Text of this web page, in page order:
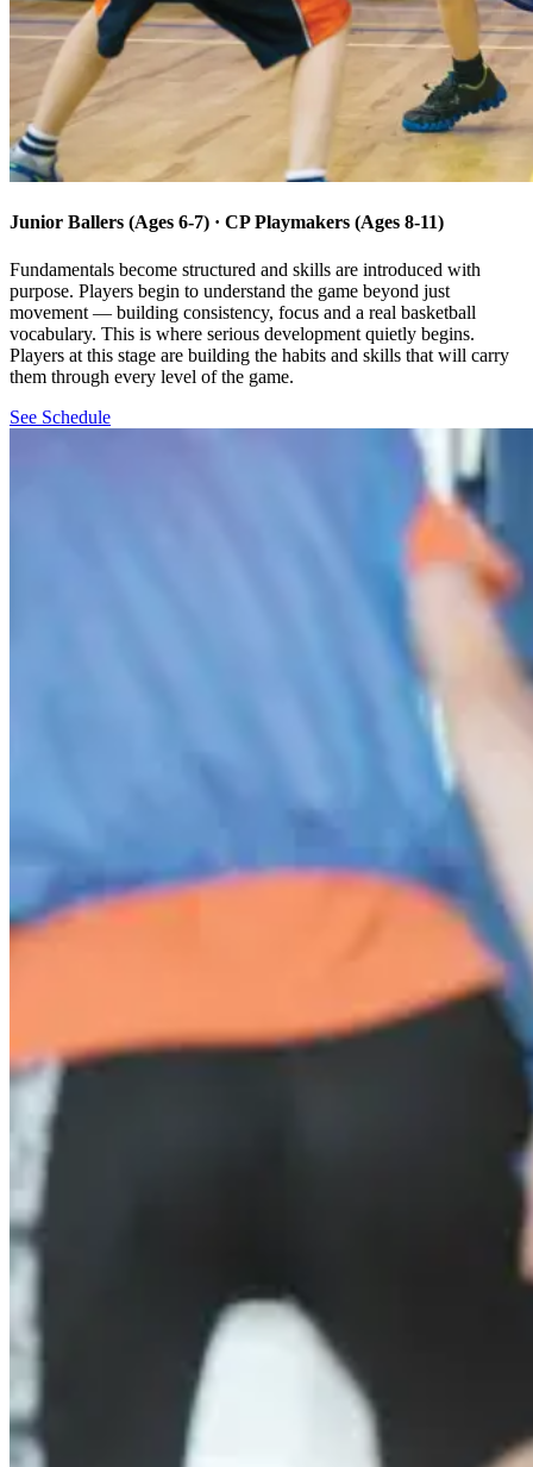
Junior Ballers (Ages 6-7) · CP Playmakers (Ages 8-11)​​​​‌ ‍ ​‍​‍‌‍ ‌ ​‍‌‍‍‌‌‍‌ ‌‍‍‌‌‍ ‍​‍​‍​ ‍‍​‍​‍‌ ​ ‌‍​‌‌‍ ‍‌‍‍‌‌ ‌​‌ ‍‌​‍ ‍‌‍‍‌‌‍ ​‍​‍​‍ ​​‍​‍‌‍‍​‌ ​‍‌‍‌‌‌‍‌‍​‍​‍​ ‍‍​‍​‍‌‍‍​‌ ‌​‌ ‌​‌ ​​‌ ​ ​ ‍‍​‍ ​‍ ‌‍​ ‌‍‍​‌‍‌‌‌‍ ​‌ ​ ‌‍‌‌‌‍​‌‌ ​​‌‍‍‌‌‍‌‌‌ ​‍‌ ​ ​‍ ‍‌ ​ ‌‍​‌‌‍ ‍‌‍‍‌‌ ‌​‌ ‍‌​‍ ‍‌ ​ ‌ ‌​‌ ‌‌‌‍‌​‌‍‍‌‌‍ ​‍ ‌‍‍‌‌‍ ‍‌ ‌​‌‍‌‌‌‍ ‍‌ ‌​​‍ ‌‍‌‌‌‍‌​‌‍‍‌‌ ‌​​‍ ‌‍ ‌‌‍ ‌‍‌​‌‍‌‌​ ‌‌ ​​‌ ​‍‌‍‌‌‌ ​ ‌‍‌‌‌‍ ‍‌ ‌​‌‍​‌‌ ‌​‌‍‍‌‌‍ ‌‍ ‍​ ‍ ‌‍‍‌‌‍‌​​ ‌​ ‌ ​ ‌‍​ ‍​‌‍​‍​ ‍‌​ ​​‌‍​‍​ ‌​​‍ ‌​ ​‍​ ​‍​ ‍‌​ ‍‌​‍ ‌​ ‌​‌‍​‍​ ​‌​ ​‍​‍ ‌​ ‍‌​ ‌‍‌‍​‌​ ​‌​‍ ‌​ ​​​ ‍‌‌‍​ ​ ‌ ​ ‍​‌‍‌​‌‍​‌‌‍‌‍​ ‍​​ ​​‌‍‌‌‌‍​‍​ ‍ ‌ ‌​‌ ‍‌‌ ​​‌‍‌‌​ ‌‌ ‌‍‌‍‌‌‌‍ ‍‌ ‌‌‌‍‌‌‌‌​ ‌‍ ​‌ ‌‌‌‍‌ ‌‌​​‌‍​‌‌‍‌ ‌‍‌‌​ ‍ ‌ ​​‌‍​‌‌ ‌​‌‍‍​​ ‌‌ ​​‌‍​‌‌‍‌ ‌‍‌‌‌​​‍‌ ‌‌‌‍‍‌‌‍ ​‌‍‌​‌‍‌‌‌ ​‍​‍‌‌​ ‌‌‌​​‍‌‌ ‌‍‍ ‌‍‌‌‌ ‍‌​‍‌‌​ ​ ‌​‌​​‍‌‌​ ​ ‌​‌​​‍‌‌​ ​‍​ ​‍​ ​‍‌‍​ ‌‍‌‍‌‍‌‍‌‍​ ‌‍​‍‌‍​‍​ ‌​​ ‍‌‌‍​‍‌‍‌‍​ ​‌​‍‌‌​ ​‍​ ​‍​‍‌‌​ ‌‌‌​‌​​‍ ‍‌ ‌​‌‍​‌‌‍​‍‌ ​ ​‍‌‌​ ‌‌‌​​‍‌‌ ‌‍‍ ‌‍‌‌‌ ‍‌​‍‌‌​ ​ ‌​‌​​‍‌‌​ ​ ‌​‌​​‍‌‌​ ​‍​ ​‍​ ‍‌​ ‍‌​ ‌​​ ​‌‌‍​ ​ ​ ​ ‍​​ ‌‍‌‍‌‍​ ‌‌‌‍‌​‌‍‌‌​‍‌‌​ ​‍​ ​‍​‍‌‌​ ‌‌‌​‌​​‍ ‍‌‍​ ‌‍ ‌‍ ‍‌ ‌​‌‍‌‌‌‍ ‍‌ ‌​​‍‌‌​ ‌‌‌​​‍‌‌ ‌‍‍ ‌‍‌‌‌ ‍‌​‍‌‌​ ​ ‌​‌​​‍‌‌​ ​ ‌​‌​​‍‌‌​ ​‍​ ​‍‌‍​‍‌‍‌‍​ ​ ‌‍‌‌​ ‍​​ ​‍‌‍​ ​ ​​​ ​‌​ ​‍​ ​‌‌‍​ ​ ‍‌​ ‌​​ ‌ ​ ​​​ ​‌​ ​‍‌‍‌‍‌‍‌‌​ ‍​​ ‍​​ ‌​‌‍​‌‌‍​‌​ ‍‌​ ​ ​ ​‌‌‍‌​​ ‌​​ ​‌​ ‌‌​‍‌‌​ ​‍​ ​‍​‍‌‌​ ‌‌‌​‌​​‍ ‍‌ ‌​‌‍‍‌‌ ‌​‌‍ ​‌‍‌‌​ ‌‍​‍‌‍​‌‌ ​ ‌‍‌‌‌‌‌‌‌ ​‍‌‍ ​​ ‌‌‍‍​‌ ‌​‌ ‌​‌ ​​‌ ​ ​‍‌‌​ ​ ‌​​‌​‍‌‌​ ​‍‌​‌‍​‍‌‌​ ​‍‌​‌‍‌‍​ ‌‍‍​‌‍‌‌‌‍ ​‌ ​ ‌‍‌‌‌‍​‌‌ ​​‌‍‍‌‌‍‌‌‌ ​‍‌ ​ ​‍ ‍‌ ​ ‌‍​‌‌‍ ‍‌‍‍‌‌ ‌​‌ ‍‌​‍ ‍‌ ​ ‌ ‌​‌ ‌‌‌‍‌​‌‍‍‌‌‍ ​‍‌‍‌‍‍‌‌‍‌​​ ‌​ ‌ ​ ‌‍​ ‍​‌‍​‍​ ‍‌​ ​​‌‍​‍​ ‌​​‍ ‌​ ​‍​ ​‍​ ‍‌​ ‍‌​‍ ‌​ ‌​‌‍​‍​ ​‌​ ​‍​‍ ‌​ ‍‌​ ‌‍‌‍​‌​ ​‌​‍ ‌​ ​​​ ‍‌‌‍​ ​ ‌ ​ ‍​‌‍‌​‌‍​‌‌‍‌‍​ ‍​​ ​​‌‍‌‌‌‍​‍​‍‌‍‌ ‌​‌ ‍‌‌ ​​‌‍‌‌​ ‌‌ ‌‍‌‍‌‌‌‍ ‍‌ ‌‌‌‍‌‌‌‌​ ‌‍ ​‌ ‌‌‌‍‌ ‌‌​​‌‍​‌‌‍‌ ‌‍‌‌​‍‌‍‌ ​​‌‍​‌‌ ‌​‌‍‍​​ ‌‌ ​​‌‍​‌‌‍‌ ‌‍‌‌‌​​‍‌ ‌‌‌‍‍‌‌‍ ​‌‍‌​‌‍‌‌‌ ​‍​‍‌‌​ ‌‌‌​​‍‌‌ ‌‍‍ ‌‍‌‌‌ ‍‌​‍‌‌​ ​ ‌​‌​​‍‌‌​ ​ ‌​‌​​‍‌‌​ ​‍​ ​‍​ ​‍‌‍​ ‌‍‌‍‌‍‌‍‌‍​ ‌‍​‍‌‍​‍​ ‌​​ ‍‌‌‍​‍‌‍‌‍​ ​‌​‍‌‌​ ​‍​ ​‍​‍‌‌​ ‌‌‌​‌​​‍ ‍‌ ‌​‌‍​‌‌‍​‍‌ ​ ​‍‌‌​ ‌‌‌​​‍‌‌ ‌‍‍ ‌‍‌‌‌ ‍‌​‍‌‌​ ​ ‌​‌​​‍‌‌​ ​ ‌​‌​​‍‌‌​ ​‍​ ​‍​ ‍‌​ ‍‌​ ‌​​ ​‌‌‍​ ​ ​ ​ ‍​​ ‌‍‌‍‌‍​ ‌‌‌‍‌​‌‍‌‌​‍‌‌​ ​‍​ ​‍​‍‌‌​ ‌‌‌​‌​​‍ ‍‌‍​ ‌‍ ‌‍ ‍‌ ‌​‌‍‌‌‌‍ ‍‌ ‌​​‍‌‌​ ‌‌‌​​‍‌‌ ‌‍‍ ‌‍‌‌‌ ‍‌​‍‌‌​ ​ ‌​‌​​‍‌‌​ ​ ‌​‌​​‍‌‌​ ​‍​ ​‍‌‍​‍‌‍‌‍​ ​ ‌‍‌‌​ ‍​​ ​‍‌‍​ ​ ​​​ ​‌​ ​‍​ ​‌‌‍​ ​ ‍‌​ ‌​​ ‌ ​ ​​​ ​‌​ ​‍‌‍‌‍‌‍‌‌​ ‍​​ ‍​​ ‌​‌‍​‌‌‍​‌​ ‍‌​ ​ ​ ​‌‌‍‌​​ ‌​​ ​‌​ ‌‌​‍‌‌​ ​‍​ ​‍​‍‌‌​ ‌‌‌​‌​​‍ ‍‌ ‌​‌‍‍‌‌ ‌​‌‍ ​‌‍‌‌​‍‌‍‌ ​​‌‍‌‌‌ ​‍‌ ​ ‌ ​​‌‍‌‌‌‍​ ‌ ‌​‌‍‍‌‌ ‌‍‌‍‌‌​ ‌‌ ​​‌ ‌‌‌‍​‍‌‍ ​‌‍‍‌‌ ​ ‌‍‍​‌‍‌‌‌‍‌​​‍​‍‌ ‌
Fundamentals become structured and skills are introduced with
purpose. Players begin to understand the game beyond just
movement — building consistency, focus and a real basketball
vocabulary. This is where serious development quietly begins.
Players at this stage are building the habits and skills that will carry
them through every level of the game.​​​​‌ ‍ ​‍​‍‌‍ ‌ ​‍‌‍‍‌‌‍‌ ‌‍‍‌‌‍ ‍​‍​‍​ ‍‍​‍​‍‌ ​ ‌‍​‌‌‍ ‍‌‍‍‌‌ ‌​‌ ‍‌​‍ ‍‌‍‍‌‌‍ ​‍​‍​‍ ​​‍​‍‌‍‍​‌ ​‍‌‍‌‌‌‍‌‍​‍​‍​ ‍‍​‍​‍‌‍‍​‌ ‌​‌ ‌​‌ ​​‌ ​ ​ ‍‍​‍ ​‍ ‌‍​ ‌‍‍​‌‍‌‌‌‍ ​‌ ​ ‌‍‌‌‌‍​‌‌ ​​‌‍‍‌‌‍‌‌‌ ​‍‌ ​ ​‍ ‍‌ ​ ‌‍​‌‌‍ ‍‌‍‍‌‌ ‌​‌ ‍‌​‍ ‍‌ ​ ‌ ‌​‌ ‌‌‌‍‌​‌‍‍‌‌‍ ​‍ ‌‍‍‌‌‍ ‍‌ ‌​‌‍‌‌‌‍ ‍‌ ‌​​‍ ‌‍‌‌‌‍‌​‌‍‍‌‌ ‌​​‍ ‌‍ ‌‌‍ ‌‍‌​‌‍‌‌​ ‌‌ ​​‌ ​‍‌‍‌‌‌ ​ ‌‍‌‌‌‍ ‍‌ ‌​‌‍​‌‌ ‌​‌‍‍‌‌‍ ‌‍ ‍​ ‍ ‌‍‍‌‌‍‌​​ ‌​ ‌ ​ ‌‍​ ‍​‌‍​‍​ ‍‌​ ​​‌‍​‍​ ‌​​‍ ‌​ ​‍​ ​‍​ ‍‌​ ‍‌​‍ ‌​ ‌​‌‍​‍​ ​‌​ ​‍​‍ ‌​ ‍‌​ ‌‍‌‍​‌​ ​‌​‍ ‌​ ​​​ ‍‌‌‍​ ​ ‌ ​ ‍​‌‍‌​‌‍​‌‌‍‌‍​ ‍​​ ​​‌‍‌‌‌‍​‍​ ‍ ‌ ‌​‌ ‍‌‌ ​​‌‍‌‌​ ‌‌ ‌‍‌‍‌‌‌‍ ‍‌ ‌‌‌‍‌‌‌‌​ ‌‍ ​‌ ‌‌‌‍‌ ‌‌​​‌‍​‌‌‍‌ ‌‍‌‌​ ‍ ‌ ​​‌‍​‌‌ ‌​‌‍‍​​ ‌‌ ​​‌‍​‌‌‍‌ ‌‍‌‌‌​​‍‌ ‌‌‌‍‍‌‌‍ ​‌‍‌​‌‍‌‌‌ ​‍​‍‌‌​ ‌‌‌​​‍‌‌ ‌‍‍ ‌‍‌‌‌ ‍‌​‍‌‌​ ​ ‌​‌​​‍‌‌​ ​ ‌​‌​​‍‌‌​ ​‍​ ​‍​ ​‍‌‍​ ‌‍‌‍‌‍‌‍‌‍​ ‌‍​‍‌‍​‍​ ‌​​ ‍‌‌‍​‍‌‍‌‍​ ​‌​‍‌‌​ ​‍​ ​‍​‍‌‌​ ‌‌‌​‌​​‍ ‍‌ ‌​‌‍​‌‌‍​‍‌ ​ ​‍‌‌​ ‌‌‌​​‍‌‌ ‌‍‍ ‌‍‌‌‌ ‍‌​‍‌‌​ ​ ‌​‌​​‍‌‌​ ​ ‌​‌​​‍‌‌​ ​‍​ ​‍​ ‍‌​ ‍‌​ ‌​​ ​‌‌‍​ ​ ​ ​ ‍​​ ‌‍‌‍‌‍​ ‌‌‌‍‌​‌‍‌‌​‍‌‌​ ​‍​ ​‍​‍‌‌​ ‌‌‌​‌​​‍ ‍‌‍​ ‌‍ ‌‍ ‍‌ ‌​‌‍‌‌‌‍ ‍‌ ‌​​‍‌‌​ ‌‌‌​​‍‌‌ ‌‍‍ ‌‍‌‌‌ ‍‌​‍‌‌​ ​ ‌​‌​​‍‌‌​ ​ ‌​‌​​‍‌‌​ ​‍​ ​‍‌‍​‍‌‍‌‍​ ​ ‌‍‌‌​ ‍​​ ​‍‌‍​ ​ ​​​ ​‌​ ​‍​ ​‌‌‍​ ​ ‍‌​ ‌​​ ‌ ​ ​​​ ​‌​ ​‍‌‍‌‍‌‍‌‌​ ‍​​ ‍​​ ‌​‌‍​‌‌‍​‌​ ‍‌​ ​ ​ ​‌‌‍‌​​ ‌​​ ​‌​ ‌‌​‍‌‌​ ​‍​ ​‍​‍‌‌​ ‌‌‌​‌​​‍ ‍‌ ​‍‌‍‍‌‌‍​ ‌‍‍​‌‌‌​‌‍‌‌‌ ‍​‌ ‌​​‍‌‌​ ‌‌‌​​‍‌‌ ‌‍‍ ‌‍‌‌‌ ‍‌​‍‌‌​ ​ ‌​‌​​‍‌‌​ ​ ‌​‌​​‍‌‌​ ​‍​ ​‍​ ​‍‌‍‌‍​ ‌ ‌‍‌‍‌‍​‌​ ‌ ​ ‍​​ ​‍​ ​‍‌‍‌‌​ ​‌​ ‍‌​‍‌‌​ ​‍​ ​‍​‍‌‌​ ‌‌‌​‌​​‍ ‍‌‍​ ‌‍‍​‌‍‍‌‌‍ ​‌‍‌​‌ ​‍‌‍‌‌‌‍ ‍​‍‌‌​ ‌‌‌​​‍‌‌ ‌‍‍ ‌‍‌‌‌ ‍‌​‍‌‌​ ​ ‌​‌​​‍‌‌​ ​ ‌​‌​​‍‌‌​ ​‍​ ​‍​ ‌​​ ‌‍‌‍‌‍​ ​ ‌‍‌‍​ ‍‌‌‍‌‌‌‍‌‌‌‍‌‌‌‍​‍‌‍‌​​ ‌‍​‍‌‌​ ​‍​ ​‍​‍‌‌​ ‌‌‌​‌​​‍ ‍‌ ‌​‌‍‌‌‌ ‍​‌ ‌​​ ‌‍​‍‌‍​‌‌ ​ ‌‍‌‌‌‌‌‌‌ ​‍‌‍ ​​ ‌‌‍‍​‌ ‌​‌ ‌​‌ ​​‌ ​ ​‍‌‌​ ​ ‌​​‌​‍‌‌​ ​‍‌​‌‍​‍‌‌​ ​‍‌​‌‍‌‍​ ‌‍‍​‌‍‌‌‌‍ ​‌ ​ ‌‍‌‌‌‍​‌‌ ​​‌‍‍‌‌‍‌‌‌ ​‍‌ ​ ​‍ ‍‌ ​ ‌‍​‌‌‍ ‍‌‍‍‌‌ ‌​‌ ‍‌​‍ ‍‌ ​ ‌ ‌​‌ ‌‌‌‍‌​‌‍‍‌‌‍ ​‍‌‍‌‍‍‌‌‍‌​​ ‌​ ‌ ​ ‌‍​ ‍​‌‍​‍​ ‍‌​ ​​‌‍​‍​ ‌​​‍ ‌​ ​‍​ ​‍​ ‍‌​ ‍‌​‍ ‌​ ‌​‌‍​‍​ ​‌​ ​‍​‍ ‌​ ‍‌​ ‌‍‌‍​‌​ ​‌​‍ ‌​ ​​​ ‍‌‌‍​ ​ ‌ ​ ‍​‌‍‌​‌‍​‌‌‍‌‍​ ‍​​ ​​‌‍‌‌‌‍​‍​‍‌‍‌ ‌​‌ ‍‌‌ ​​‌‍‌‌​ ‌‌ ‌‍‌‍‌‌‌‍ ‍‌ ‌‌‌‍‌‌‌‌​ ‌‍ ​‌ ‌‌‌‍‌ ‌‌​​‌‍​‌‌‍‌ ‌‍‌‌​‍‌‍‌ ​​‌‍​‌‌ ‌​‌‍‍​​ ‌‌ ​​‌‍​‌‌‍‌ ‌‍‌‌‌​​‍‌ ‌‌‌‍‍‌‌‍ ​‌‍‌​‌‍‌‌‌ ​‍​‍‌‌​ ‌‌‌​​‍‌‌ ‌‍‍ ‌‍‌‌‌ ‍‌​‍‌‌​ ​ ‌​‌​​‍‌‌​ ​ ‌​‌​​‍‌‌​ ​‍​ ​‍​ ​‍‌‍​ ‌‍‌‍‌‍‌‍‌‍​ ‌‍​‍‌‍​‍​ ‌​​ ‍‌‌‍​‍‌‍‌‍​ ​‌​‍‌‌​ ​‍​ ​‍​‍‌‌​ ‌‌‌​‌​​‍ ‍‌ ‌​‌‍​‌‌‍​‍‌ ​ ​‍‌‌​ ‌‌‌​​‍‌‌ ‌‍‍ ‌‍‌‌‌ ‍‌​‍‌‌​ ​ ‌​‌​​‍‌‌​ ​ ‌​‌​​‍‌‌​ ​‍​ ​‍​ ‍‌​ ‍‌​ ‌​​ ​‌‌‍​ ​ ​ ​ ‍​​ ‌‍‌‍‌‍​ ‌‌‌‍‌​‌‍‌‌​‍‌‌​ ​‍​ ​‍​‍‌‌​ ‌‌‌​‌​​‍ ‍‌‍​ ‌‍ ‌‍ ‍‌ ‌​‌‍‌‌‌‍ ‍‌ ‌​​‍‌‌​ ‌‌‌​​‍‌‌ ‌‍‍ ‌‍‌‌‌ ‍‌​‍‌‌​ ​ ‌​‌​​‍‌‌​ ​ ‌​‌​​‍‌‌​ ​‍​ ​‍‌‍​‍‌‍‌‍​ ​ ‌‍‌‌​ ‍​​ ​‍‌‍​ ​ ​​​ ​‌​ ​‍​ ​‌‌‍​ ​ ‍‌​ ‌​​ ‌ ​ ​​​ ​‌​ ​‍‌‍‌‍‌‍‌‌​ ‍​​ ‍​​ ‌​‌‍​‌‌‍​‌​ ‍‌​ ​ ​ ​‌‌‍‌​​ ‌​​ ​‌​ ‌‌​‍‌‌​ ​‍​ ​‍​‍‌‌​ ‌‌‌​‌​​‍ ‍‌ ​‍‌‍‍‌‌‍​ ‌‍‍​‌‌‌​‌‍‌‌‌ ‍​‌ ‌​​‍‌‌​ ‌‌‌​​‍‌‌ ‌‍‍ ‌‍‌‌‌ ‍‌​‍‌‌​ ​ ‌​‌​​‍‌‌​ ​ ‌​‌​​‍‌‌​ ​‍​ ​‍​ ​‍‌‍‌‍​ ‌ ‌‍‌‍‌‍​‌​ ‌ ​ ‍​​ ​‍​ ​‍‌‍‌‌​ ​‌​ ‍‌​‍‌‌​ ​‍​ ​‍​‍‌‌​ ‌‌‌​‌​​‍ ‍‌‍​ ‌‍‍​‌‍‍‌‌‍ ​‌‍‌​‌ ​‍‌‍‌‌‌‍ ‍​‍‌‌​ ‌‌‌​​‍‌‌ ‌‍‍ ‌‍‌‌‌ ‍‌​‍‌‌​ ​ ‌​‌​​‍‌‌​ ​ ‌​‌​​‍‌‌​ ​‍​ ​‍​ ‌​​ ‌‍‌‍‌‍​ ​ ‌‍‌‍​ ‍‌‌‍‌‌‌‍‌‌‌‍‌‌‌‍​‍‌‍‌​​ ‌‍​‍‌‌​ ​‍​ ​‍​‍‌‌​ ‌‌‌​‌​​‍ ‍‌ ‌​‌‍‌‌‌ ‍​‌ ‌​​‍‌‍‌ ​​‌‍‌‌‌ ​‍‌ ​ ‌ ​​‌‍‌‌‌‍​ ‌ ‌​‌‍‍‌‌ ‌‍‌‍‌‌​ ‌‌ ​​‌ ‌‌‌‍​‍‌‍ ​‌‍‍‌‌ ​ ‌‍‍​‌‍‌‌‌‍‌​​‍​‍‌ ‌
See Schedule​​​​‌ ‍ ​‍​‍‌‍ ‌ ​‍‌‍‍‌‌‍‌ ‌‍‍‌‌‍ ‍​‍​‍​ ‍‍​‍​‍‌ ​ ‌‍​‌‌‍ ‍‌‍‍‌‌ ‌​‌ ‍‌​‍ ‍‌‍‍‌‌‍ ​‍​‍​‍ ​​‍​‍‌‍‍​‌ ​‍‌‍‌‌‌‍‌‍​‍​‍​ ‍‍​‍​‍‌‍‍​‌ ‌​‌ ‌​‌ ​​‌ ​ ​ ‍‍​‍ ​‍ ‌‍​ ‌‍‍​‌‍‌‌‌‍ ​‌ ​ ‌‍‌‌‌‍​‌‌ ​​‌‍‍‌‌‍‌‌‌ ​‍‌ ​ ​‍ ‍‌ ​ ‌‍​‌‌‍ ‍‌‍‍‌‌ ‌​‌ ‍‌​‍ ‍‌ ​ ‌ ‌​‌ ‌‌‌‍‌​‌‍‍‌‌‍ ​‍ ‌‍‍‌‌‍ ‍‌ ‌​‌‍‌‌‌‍ ‍‌ ‌​​‍ ‌‍‌‌‌‍‌​‌‍‍‌‌ ‌​​‍ ‌‍ ‌‌‍ ‌‍‌​‌‍‌‌​ ‌‌ ​​‌ ​‍‌‍‌‌‌ ​ ‌‍‌‌‌‍ ‍‌ ‌​‌‍​‌‌ ‌​‌‍‍‌‌‍ ‌‍ ‍​ ‍ ‌‍‍‌‌‍‌​​ ‌​ ‌ ​ ‌‍​ ‍​‌‍​‍​ ‍‌​ ​​‌‍​‍​ ‌​​‍ ‌​ ​‍​ ​‍​ ‍‌​ ‍‌​‍ ‌​ ‌​‌‍​‍​ ​‌​ ​‍​‍ ‌​ ‍‌​ ‌‍‌‍​‌​ ​‌​‍ ‌​ ​​​ ‍‌‌‍​ ​ ‌ ​ ‍​‌‍‌​‌‍​‌‌‍‌‍​ ‍​​ ​​‌‍‌‌‌‍​‍​ ‍ ‌ ‌​‌ ‍‌‌ ​​‌‍‌‌​ ‌‌ ‌‍‌‍‌‌‌‍ ‍‌ ‌‌‌‍‌‌‌‌​ ‌‍ ​‌ ‌‌‌‍‌ ‌‌​​‌‍​‌‌‍‌ ‌‍‌‌​ ‍ ‌ ​​‌‍​‌‌ ‌​‌‍‍​​ ‌‌ ​​‌‍​‌‌‍‌ ‌‍‌‌‌​​‍‌ ‌‌‌‍‍‌‌‍ ​‌‍‌​‌‍‌‌‌ ​‍​‍‌‌​ ‌‌‌​​‍‌‌ ‌‍‍ ‌‍‌‌‌ ‍‌​‍‌‌​ ​ ‌​‌​​‍‌‌​ ​ ‌​‌​​‍‌‌​ ​‍​ ​‍​ ​‍‌‍​ ‌‍‌‍‌‍‌‍‌‍​ ‌‍​‍‌‍​‍​ ‌​​ ‍‌‌‍​‍‌‍‌‍​ ​‌​‍‌‌​ ​‍​ ​‍​‍‌‌​ ‌‌‌​‌​​‍ ‍‌ ‌​‌‍​‌‌‍​‍‌ ​ ​‍‌‌​ ‌‌‌​​‍‌‌ ‌‍‍ ‌‍‌‌‌ ‍‌​‍‌‌​ ​ ‌​‌​​‍‌‌​ ​ ‌​‌​​‍‌‌​ ​‍​ ​‍​ ‍‌​ ‍‌​ ‌​​ ​‌‌‍​ ​ ​ ​ ‍​​ ‌‍‌‍‌‍​ ‌‌‌‍‌​‌‍‌‌​‍‌‌​ ​‍​ ​‍​‍‌‌​ ‌‌‌​‌​​‍ ‍‌‍​ ‌‍ ‌‍ ‍‌ ‌​‌‍‌‌‌‍ ‍‌ ‌​​‍‌‌​ ‌‌‌​​‍‌‌ ‌‍‍ ‌‍‌‌‌ ‍‌​‍‌‌​ ​ ‌​‌​​‍‌‌​ ​ ‌​‌​​‍‌‌​ ​‍​ ​‍‌‍​‍‌‍‌‍​ ​ ‌‍‌‌​ ‍​​ ​‍‌‍​ ​ ​​​ ​‌​ ​‍​ ​‌‌‍​ ​ ‍‌​ ‌​​ ‌ ​ ​​​ ​‌​ ​‍‌‍‌‍‌‍‌‌​ ‍​​ ‍​​ ‌​‌‍​‌‌‍​‌​ ‍‌​ ​ ​ ​‌‌‍‌​​ ‌​​ ​‌​ ‌‌​‍‌‌​ ​‍​ ​‍​‍‌‌​ ‌‌‌​‌​​‍ ‍‌‍​‍‌ ‌‌‌ ‌​‌ ‌​‌‍ ‌‍ ‍‌ ​ ​‍‌‌​ ‌‌‌​​‍‌‌ ‌‍‍ ‌‍‌‌‌ ‍‌​‍‌‌​ ​ ‌​‌​​‍‌‌​ ​ ‌​‌​​‍‌‌​ ​‍​ ​‍‌‍‌‍‌‍‌‌‌‍​‌​ ​‌‌‍‌​​ ‍​​ ‌ ​ ‌ ​ ‍​‌‍​ ​ ​‌​ ‍​​‍‌‌​ ​‍​ ​‍​‍‌‌​ ‌‌‌​‌​​‍ ‍‌ ‌​‌‍‌‌‌ ‍​‌ ‌​​ ‌‍​‍‌‍​‌‌ ​ ‌‍‌‌‌‌‌‌‌ ​‍‌‍ ​​ ‌‌‍‍​‌ ‌​‌ ‌​‌ ​​‌ ​ ​‍‌‌​ ​ ‌​​‌​‍‌‌​ ​‍‌​‌‍​‍‌‌​ ​‍‌​‌‍‌‍​ ‌‍‍​‌‍‌‌‌‍ ​‌ ​ ‌‍‌‌‌‍​‌‌ ​​‌‍‍‌‌‍‌‌‌ ​‍‌ ​ ​‍ ‍‌ ​ ‌‍​‌‌‍ ‍‌‍‍‌‌ ‌​‌ ‍‌​‍ ‍‌ ​ ‌ ‌​‌ ‌‌‌‍‌​‌‍‍‌‌‍ ​‍‌‍‌‍‍‌‌‍‌​​ ‌​ ‌ ​ ‌‍​ ‍​‌‍​‍​ ‍‌​ ​​‌‍​‍​ ‌​​‍ ‌​ ​‍​ ​‍​ ‍‌​ ‍‌​‍ ‌​ ‌​‌‍​‍​ ​‌​ ​‍​‍ ‌​ ‍‌​ ‌‍‌‍​‌​ ​‌​‍ ‌​ ​​​ ‍‌‌‍​ ​ ‌ ​ ‍​‌‍‌​‌‍​‌‌‍‌‍​ ‍​​ ​​‌‍‌‌‌‍​‍​‍‌‍‌ ‌​‌ ‍‌‌ ​​‌‍‌‌​ ‌‌ ‌‍‌‍‌‌‌‍ ‍‌ ‌‌‌‍‌‌‌‌​ ‌‍ ​‌ ‌‌‌‍‌ ‌‌​​‌‍​‌‌‍‌ ‌‍‌‌​‍‌‍‌ ​​‌‍​‌‌ ‌​‌‍‍​​ ‌‌ ​​‌‍​‌‌‍‌ ‌‍‌‌‌​​‍‌ ‌‌‌‍‍‌‌‍ ​‌‍‌​‌‍‌‌‌ ​‍​‍‌‌​ ‌‌‌​​‍‌‌ ‌‍‍ ‌‍‌‌‌ ‍‌​‍‌‌​ ​ ‌​‌​​‍‌‌​ ​ ‌​‌​​‍‌‌​ ​‍​ ​‍​ ​‍‌‍​ ‌‍‌‍‌‍‌‍‌‍​ ‌‍​‍‌‍​‍​ ‌​​ ‍‌‌‍​‍‌‍‌‍​ ​‌​‍‌‌​ ​‍​ ​‍​‍‌‌​ ‌‌‌​‌​​‍ ‍‌ ‌​‌‍​‌‌‍​‍‌ ​ ​‍‌‌​ ‌‌‌​​‍‌‌ ‌‍‍ ‌‍‌‌‌ ‍‌​‍‌‌​ ​ ‌​‌​​‍‌‌​ ​ ‌​‌​​‍‌‌​ ​‍​ ​‍​ ‍‌​ ‍‌​ ‌​​ ​‌‌‍​ ​ ​ ​ ‍​​ ‌‍‌‍‌‍​ ‌‌‌‍‌​‌‍‌‌​‍‌‌​ ​‍​ ​‍​‍‌‌​ ‌‌‌​‌​​‍ ‍‌‍​ ‌‍ ‌‍ ‍‌ ‌​‌‍‌‌‌‍ ‍‌ ‌​​‍‌‌​ ‌‌‌​​‍‌‌ ‌‍‍ ‌‍‌‌‌ ‍‌​‍‌‌​ ​ ‌​‌​​‍‌‌​ ​ ‌​‌​​‍‌‌​ ​‍​ ​‍‌‍​‍‌‍‌‍​ ​ ‌‍‌‌​ ‍​​ ​‍‌‍​ ​ ​​​ ​‌​ ​‍​ ​‌‌‍​ ​ ‍‌​ ‌​​ ‌ ​ ​​​ ​‌​ ​‍‌‍‌‍‌‍‌‌​ ‍​​ ‍​​ ‌​‌‍​‌‌‍​‌​ ‍‌​ ​ ​ ​‌‌‍‌​​ ‌​​ ​‌​ ‌‌​‍‌‌​ ​‍​ ​‍​‍‌‌​ ‌‌‌​‌​​‍ ‍‌‍​‍‌ ‌‌‌ ‌​‌ ‌​‌‍ ‌‍ ‍‌ ​ ​‍‌‌​ ‌‌‌​​‍‌‌ ‌‍‍ ‌‍‌‌‌ ‍‌​‍‌‌​ ​ ‌​‌​​‍‌‌​ ​ ‌​‌​​‍‌‌​ ​‍​ ​‍‌‍‌‍‌‍‌‌‌‍​‌​ ​‌‌‍‌​​ ‍​​ ‌ ​ ‌ ​ ‍​‌‍​ ​ ​‌​ ‍​​‍‌‌​ ​‍​ ​‍​‍‌‌​ ‌‌‌​‌​​‍ ‍‌ ‌​‌‍‌‌‌ ‍​‌ ‌​​‍‌‍‌ ​​‌‍‌‌‌ ​‍‌ ​ ‌ ​​‌‍‌‌‌‍​ ‌ ‌​‌‍‍‌‌ ‌‍‌‍‌‌​ ‌‌ ​​‌ ‌‌‌‍​‍‌‍ ​‌‍‍‌‌ ​ ‌‍‍​‌‍‌‌‌‍‌​​‍​‍‌ ‌